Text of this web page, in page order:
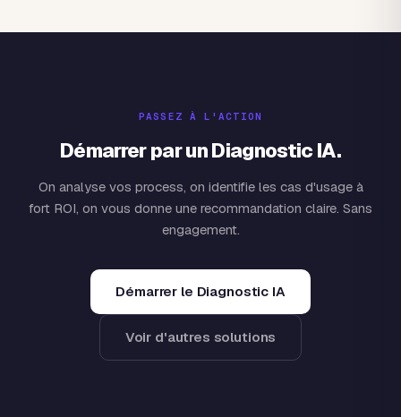
PASSEZ À L'ACTION
Démarrer par un Diagnostic IA.
On analyse vos process, on identifie les cas d'usage à
fort ROI, on vous donne une recommandation claire. Sans
engagement.
Démarrer le Diagnostic IA
Voir d'autres solutions